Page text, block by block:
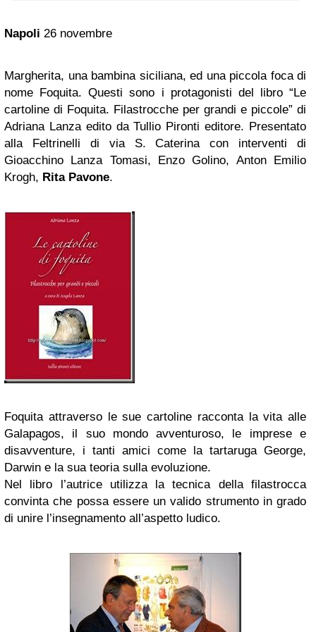
Napoli 26 novembre
Margherita, una bambina siciliana, ed una piccola foca di
nome Foquita. Questi sono i protagonisti del libro “Le
cartoline di Foquita. Filastrocche per grandi e piccole” di
Adriana Lanza edito da Tullio Pironti editore. Presentato
alla Feltrinelli di via S. Caterina con interventi di
Gioacchino Lanza Tomasi, Enzo Golino, Anton Emilio
Krogh, Rita Pavone.
Foquita attraverso le sue cartoline racconta la vita alle
Galapagos, il suo mondo avventuroso, le imprese e
disavventure, i tanti amici come la tartaruga George,
Darwin e la sua teoria sulla evoluzione.
Nel libro l’autrice utilizza la tecnica della filastrocca
convinta che possa essere un valido strumento in grado
di unire l’insegnamento all’aspetto ludico.